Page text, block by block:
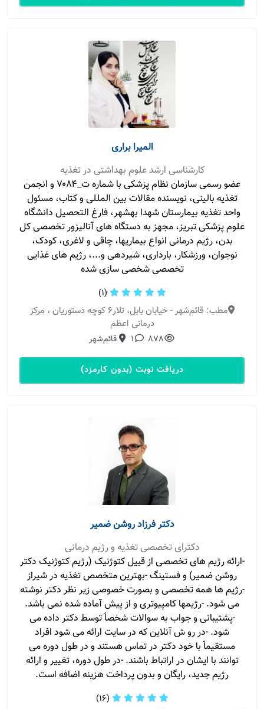
المیرا براری
کارشناسی ارشد علوم بهداشتی در تغذیه
عضو رسمی سازمان نظام پزشکی با شماره ت_۷۰۸۴ و انجمن
تغذیه بالینی، نویسنده مقالات بین المللی و کتاب، مسئول
واحد تغذیه بیمارستان شهدا بهشهر، فارغ التحصیل دانشگاه
علوم پزشکی تبریز، مجهز به دستگاه های آنالیزور تخصصی کل
بدن، رژیم درمانی انواع بیماریها، چاقی و لاغری، کودک،
نوجوان، ورزشکار، بارداری، شیردهی و...، رژیم های غذایی
تخصصی شخصی سازی شده
(1)
مطب: قائم‌شهر - خیابان بابل، تلار۶ کوچه دستوریان ، مرکز
درمانی اعظم
878
1 قائم‌شهر
دریافت نوبت (بدون کارمزد)
دکتر فرزاد روشن ضمیر
دکترای تخصصی تغذیه و رژیم درمانی
-ارائه رژیم های تخصصی از قبیل کتوژنیک (رژیم کتوژنیک دکتر
روشن ضمیر) و فستینگ -بهترین متخصص تغذیه در شیراز
-رژیم ها همه تخصصی و بصورت خصوصی زیر نظر دکتر نوشته
می شود. -رژیمها کامپیوتری و از پیش آماده شده نمی باشد.
-پشتیبانی و جواب به سوالات شخصاََ توسط دکتر داده می
شود. -در رو ش آنلاین که در سایت ارائه می شود افراد
مستقیماََ با خود دکتر در تماس هستند و در طول دوره می
توانند با ایشان در اراتباط باشند. -در طول دوره، تغییر و ارائه
رژیم جدید، رایگان و بدون پرداخت هزینه اضافه است.
(16)